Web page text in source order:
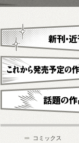
新刊・近刊
これから発売予定
コミックス